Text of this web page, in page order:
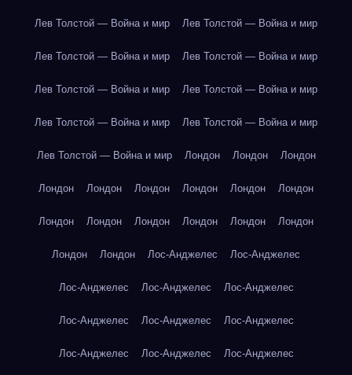
Лев Толстой — Война и мир Лев Толстой — Война и мир
Лев Толстой — Война и мир Лев Толстой — Война и мир
Лев Толстой — Война и мир Лев Толстой — Война и мир
Лев Толстой — Война и мир Лев Толстой — Война и мир
Лев Толстой — Война и мир Лондон Лондон Лондон
Лондон Лондон Лондон Лондон Лондон Лондон
Лондон Лондон Лондон Лондон Лондон Лондон
Лондон Лондон Лос-Анджелес Лос-Анджелес
Лос-Анджелес Лос-Анджелес Лос-Анджелес
Лос-Анджелес Лос-Анджелес Лос-Анджелес
Лос-Анджелес Лос-Анджелес Лос-Анджелес